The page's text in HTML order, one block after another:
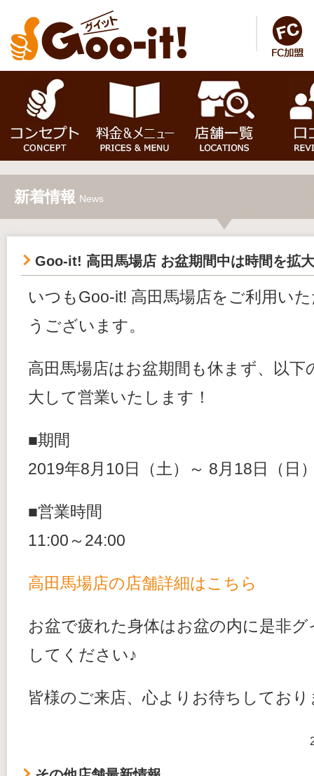
新着情報 News
Goo-it! 高田馬場店 お盆期間中は時間を拡
いつもGoo-it! 高田馬場店をご利用い
うございます。
高田馬場店はお盆期間も休まず、以下
大して営業いたします！
■期間
2019年8月10日（土）～ 8月18日（日
■営業時間
11:00～24:00
高田馬場店の店舗詳細はこちら
お盆で疲れた身体はお盆の内に是非
してください♪
皆様のご来店、心よりお待ちしており